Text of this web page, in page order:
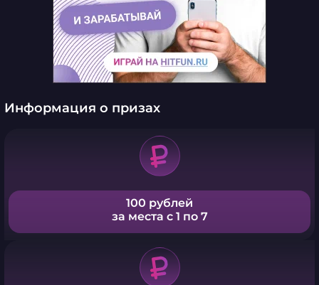
Информация о призах
100 рублей
за места с 1 по 7